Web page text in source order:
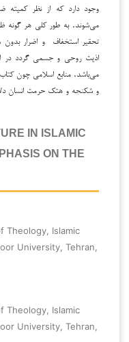
وجود دارد که از نظر
می‌شوند. به طور کلی هر گونه
تحقیر استخفاف و اضرار بدون
اذیت روحی و جسمی گردد در
می‌باشد. منابع اسلامی چون
و شکنجه و هتک حرمت انسان
IN ISLAMIC
ON THE
Theology, Islamic
University, Tehran,
Theology, Islamic
University, Tehran,